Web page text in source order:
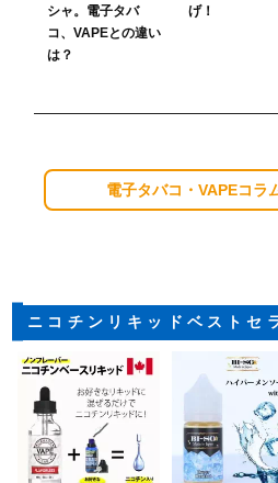
シャ。電子タバ
コ、VAPEとの違い
は？
げ！
電子タバコ・VAPEコラ
ニコチンリキッドベストセ